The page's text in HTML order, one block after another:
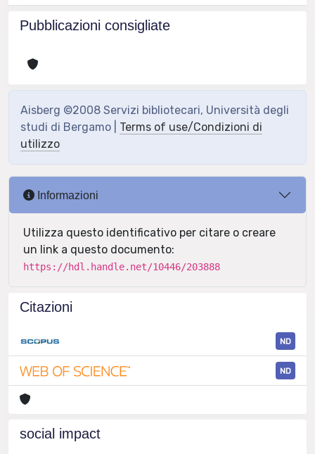
Pubblicazioni consigliate
Aisberg ©2008 Servizi bibliotecari, Università degli
studi di Bergamo | Terms of use/Condizioni di
utilizzo
Informazioni
Utilizza questo identificativo per citare o creare
un link a questo documento:
https://hdl.handle.net/10446/203888
Citazioni
ND
ND
social impact